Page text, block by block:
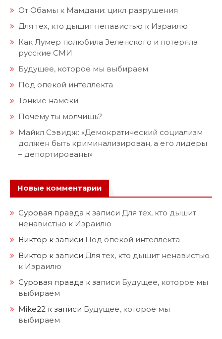
От Обамы к Мамдани: цикл разрушения
Для тех, кто дышит ненавистью к Израилю
Как Лумер полюбила Зеленского и потеряла
русские СМИ
Будущее, которое мы выбираем
Под опекой интеллекта
Тонкие намёки
Почему ты молчишь?
Майкл Сэвидж: «Демократический социализм
должен быть криминализирован, а его лидеры
– депортированы»
Новые комментарии
Суровая правда к записи Для тех, кто дышит
ненавистью к Израилю
Виктор к записи Под опекой интеллекта
Виктор к записи Для тех, кто дышит ненавистью
к Израилю
Суровая правда к записи Будущее, которое мы
выбираем
Mike22 к записи Будущее, которое мы
выбираем